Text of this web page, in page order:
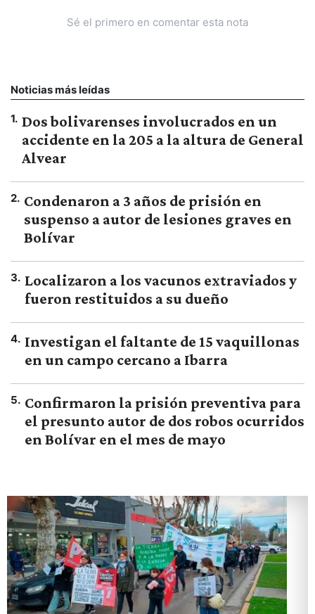
Sé el primero en comentar esta nota
Noticias más leídas
1. Dos bolivarenses involucrados en un
accidente en la 205 a la altura de General
Alvear
2. Condenaron a 3 años de prisión en
suspenso a autor de lesiones graves en
Bolívar
3. Localizaron a los vacunos extraviados y
fueron restituidos a su dueño
4. Investigan el faltante de 15 vaquillonas
en un campo cercano a Ibarra
5. Confirmaron la prisión preventiva para
el presunto autor de dos robos ocurridos
en Bolívar en el mes de mayo